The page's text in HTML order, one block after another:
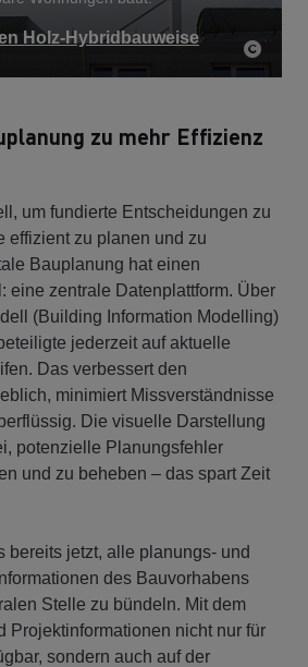
Holz-Hybridbauweise
zu mehr Effizienz
um fundierte Entscheidungen zu
effizient zu planen und zu
Bauplanung hat einen
eine zentrale Datenplattform. Über
(Building Information Modelling)
jederzeit auf aktuelle
Das verbessert den
minimiert Missverständnisse
Die visuelle Darstellung
potenzielle Planungsfehler
und zu beheben – das spart Zeit
bereits jetzt, alle planungs- und
des Bauvorhabens
Stelle zu bündeln. Mit dem
Projektinformationen nicht nur für
sondern auch auf der